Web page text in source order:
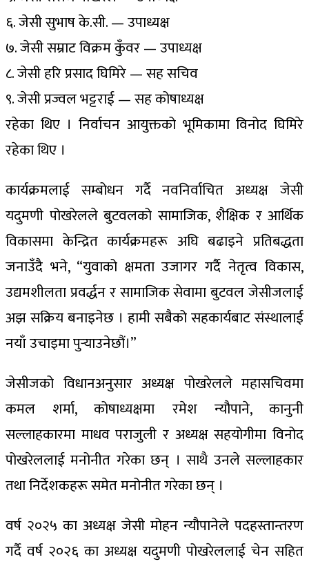
६. जेसी सुभाष के.सी. — उपाध्यक्ष
७. जेसी सम्राट विक्रम कुँवर — उपाध्यक्ष
८. जेसी हरि प्रसाद घिमिरे — सह सचिव
९. जेसी प्रज्वल भट्टराई — सह कोषाध्यक्ष
रहेका थिए । निर्वाचन आयुक्तको भूमिकामा विनोद घिमिरे
रहेका थिए ।
कार्यक्रमलाई सम्बोधन गर्दै नवनिर्वाचित अध्यक्ष जेसी
यदुमणी पोखरेलले बुटवलको सामाजिक, शैक्षिक र आर्थिक
विकासमा केन्द्रित कार्यक्रमहरू अघि बढाइने प्रतिबद्धता
जनाउँदै भने, “युवाको क्षमता उजागर गर्दै नेतृत्व विकास,
उद्यमशीलता प्रवर्द्धन र सामाजिक सेवामा बुटवल जेसीजलाई
अझ सक्रिय बनाइनेछ । हामी सबैको सहकार्यबाट संस्थालाई
नयाँ उचाइमा पुर्‍याउनेछौं।”
जेसीजको विधानअनुसार अध्यक्ष पोखरेलले महासचिवमा
कमल शर्मा, कोषाध्यक्षमा रमेश न्यौपाने, कानुनी
सल्लाहकारमा माधव पराजुली र अध्यक्ष सहयोगीमा विनोद
पोखरेललाई मनोनीत गरेका छन् । साथै उनले सल्लाहकार
तथा निर्देशकहरू समेत मनोनीत गरेका छन् ।
वर्ष २०२५ का अध्यक्ष जेसी मोहन न्यौपानेले पदहस्तान्तरण
गर्दै वर्ष २०२६ का अध्यक्ष यदुमणी पोखरेललाई चेन सहित